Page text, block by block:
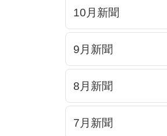
10月新聞
9月新聞
8月新聞
7月新聞